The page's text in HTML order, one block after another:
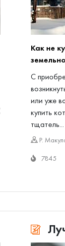
Как не
С
или уже
купить
тщатель...
Р.
7845